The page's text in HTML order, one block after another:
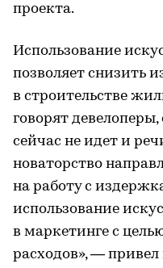
проекта.
Использование
позволяет снизить
в строительстве
говорят
сейчас не идет и
новаторство
на работу с
использование
в маркетинге с
расходов», —